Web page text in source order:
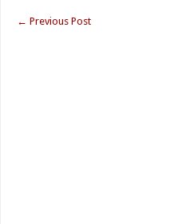
← Previous Post